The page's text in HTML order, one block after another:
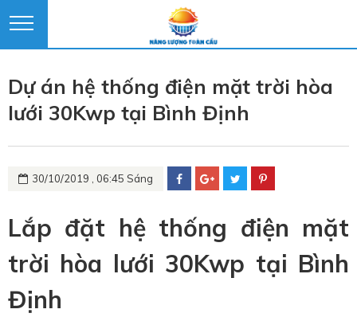
Dự án hệ thống điện mặt trời hòa
lưới 30Kwp tại Bình Định
30/10/2019 , 06:45 Sáng
Lắp đặt hệ thống điện mặt
trời hòa lưới 30Kwp tại Bình
Định